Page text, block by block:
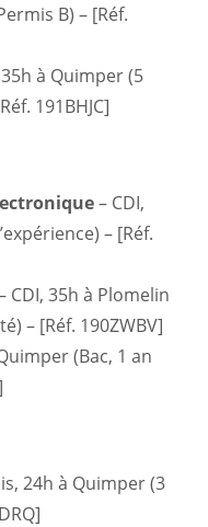
B) – [Réf.
35h à Quimper (5
191BHJC]
– CDI,
– [Réf.
CDI, 35h à Plomelin
– [Réf. 190ZWBV]
(Bac, 1 an
24h à Quimper (3